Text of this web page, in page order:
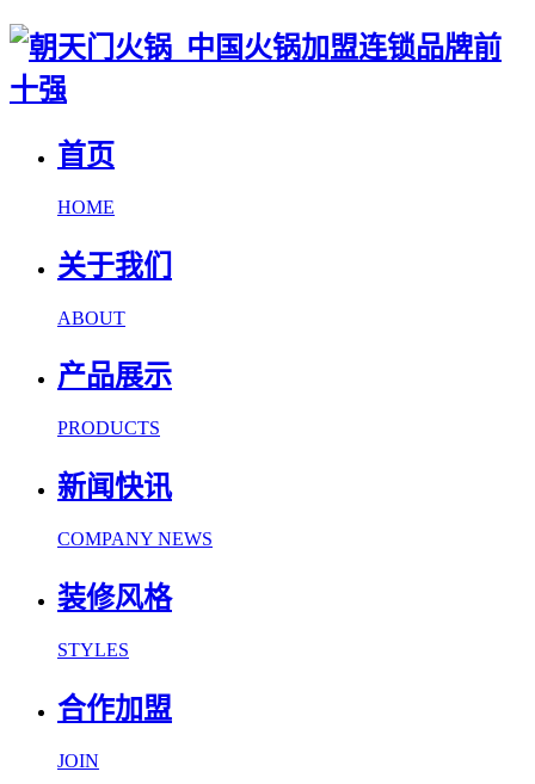
首页
HOME
关于我们
ABOUT
产品展示
PRODUCTS
新闻快讯
COMPANY NEWS
装修风格
STYLES
合作加盟
JOIN